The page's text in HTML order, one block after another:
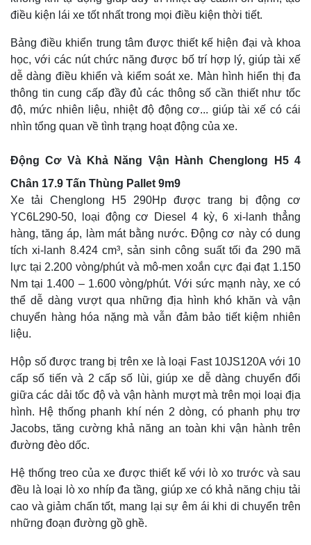
điều kiện lái xe tốt nhất trong mọi điều kiện thời tiết.
Bảng điều khiển trung tâm được thiết kế hiện đại và khoa
học, với các nút chức năng được bố trí hợp lý, giúp tài xế
dễ dàng điều khiển và kiểm soát xe. Màn hình hiển thị đa
thông tin cung cấp đầy đủ các thông số cần thiết như tốc
độ, mức nhiên liệu, nhiệt độ động cơ... giúp tài xế có cái
nhìn tổng quan về tình trạng hoạt động của xe.
Động Cơ Và Khả Năng Vận Hành Chenglong H5 4
Chân 17.9 Tấn Thùng Pallet 9m9
Xe tải Chenglong H5 290Hp được trang bị động cơ
YC6L290-50, loại động cơ Diesel 4 kỳ, 6 xi-lanh thẳng
hàng, tăng áp, làm mát bằng nước. Động cơ này có dung
tích xi-lanh 8.424 cm³, sản sinh công suất tối đa 290 mã
lực tại 2.200 vòng/phút và mô-men xoắn cực đại đạt 1.150
Nm tại 1.400 – 1.600 vòng/phút. Với sức mạnh này, xe có
thể dễ dàng vượt qua những địa hình khó khăn và vận
chuyển hàng hóa nặng mà vẫn đảm bảo tiết kiệm nhiên
liệu.
Hộp số được trang bị trên xe là loại Fast 10JS120A với 10
cấp số tiến và 2 cấp số lùi, giúp xe dễ dàng chuyển đổi
giữa các dải tốc độ và vận hành mượt mà trên mọi loại địa
hình. Hệ thống phanh khí nén 2 dòng, có phanh phụ trợ
Jacobs, tăng cường khả năng an toàn khi vận hành trên
đường đèo dốc.
Hệ thống treo của xe được thiết kế với lò xo trước và sau
đều là loại lò xo nhíp đa tầng, giúp xe có khả năng chịu tải
cao và giảm chấn tốt, mang lại sự êm ái khi di chuyển trên
những đoạn đường gồ ghề.